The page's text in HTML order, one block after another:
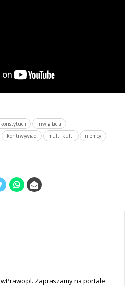
inwigilacja
kontrwywiad multi kulti
niemcy
wPrawo.pl. Zapraszamy na portale